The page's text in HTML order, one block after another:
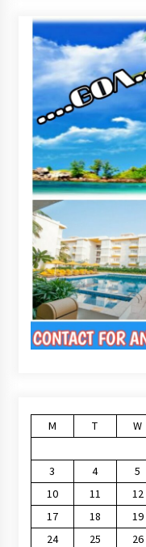
M
T W
3
4 5
10
11 12
17
18 19
24
25 26